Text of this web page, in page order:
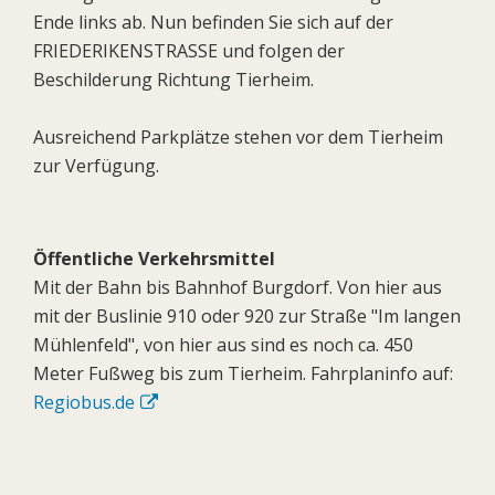
Ende links ab. Nun befinden Sie sich auf der
FRIEDERIKENSTRASSE und folgen der
Beschilderung Richtung Tierheim.
Ausreichend Parkplätze stehen vor dem Tierheim
zur Verfügung.
Öffentliche Verkehrsmittel
Mit der Bahn bis Bahnhof Burgdorf. Von hier aus
mit der Buslinie 910 oder 920 zur Straße "Im langen
Mühlenfeld", von hier aus sind es noch ca. 450
Meter Fußweg bis zum Tierheim. Fahrplaninfo auf:
Regiobus.de